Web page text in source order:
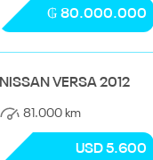
₲ 80.000.000
NISSAN VERSA 2012
81.000 km
USD 5.600